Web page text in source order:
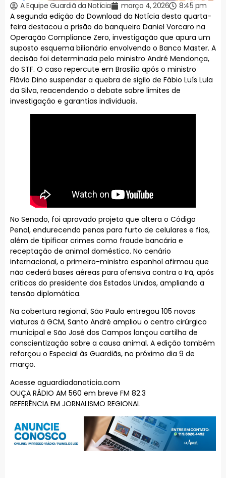
A Equipe Guardiã da Notícia março 4, 2026
8:45 pm
A segunda edição do Download da Notícia desta quarta-
feira destacou a prisão do banqueiro Daniel Vorcaro na
Operação Compliance Zero, investigação que apura um
suposto esquema bilionário envolvendo o Banco Master. A
decisão foi determinada pelo ministro André Mendonça,
do STF. O caso repercute em Brasília após o ministro
Flávio Dino suspender a quebra de sigilo de Fábio Luís Lula
da Silva, reacendendo o debate sobre limites de
investigação e garantias individuais.
No Senado, foi aprovado projeto que altera o Código
Penal, endurecendo penas para furto de celulares e fios,
além de tipificar crimes como fraude bancária e
receptação de animal doméstico. No cenário
internacional, o primeiro-ministro espanhol afirmou que
não cederá bases aéreas para ofensiva contra o Irã, após
críticas do presidente dos Estados Unidos, ampliando a
tensão diplomática.
Na cobertura regional, São Paulo entregou 105 novas
viaturas à GCM, Santo André ampliou o centro cirúrgico
municipal e São José dos Campos lançou cartilha de
conscientização sobre a causa animal. A edição também
reforçou o Especial às Guardiãs, no próximo dia 9 de
março.
Acesse aguardiadanoticia.com
OUÇA RÁDIO AM 560 em breve FM 82.3
REFERÊNCIA EM JORNALISMO REGIONAL